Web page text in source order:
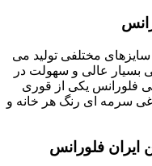
مختلفی تولید می
بسیار عالی و سهولت در
فلورانس یکی از قوری
سرمه ای رنگ هر خانه و
فلورانس